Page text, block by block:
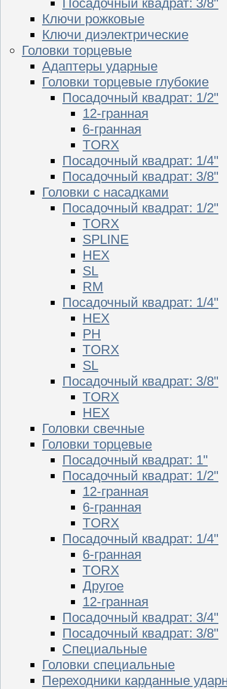
Ключи рожковые
Ключи диэлектрические
Головки торцевые
Адаптеры ударные
Головки торцевые глубокие
Посадочный квадрат: 1/2"
12-гранная
6-гранная
TORX
Посадочный квадрат: 1/4"
Посадочный квадрат: 3/8"
Головки с насадками
Посадочный квадрат: 1/2"
TORX
SPLINE
HEX
SL
RM
Посадочный квадрат: 1/4"
HEX
PH
TORX
SL
Посадочный квадрат: 3/8"
TORX
HEX
Головки свечные
Головки торцевые
Посадочный квадрат: 1"
Посадочный квадрат: 1/2"
12-гранная
6-гранная
TORX
Посадочный квадрат: 1/4"
6-гранная
TORX
Другое
12-гранная
Посадочный квадрат: 3/4"
Посадочный квадрат: 3/8"
Специальные
Головки специальные
Переходники карданные